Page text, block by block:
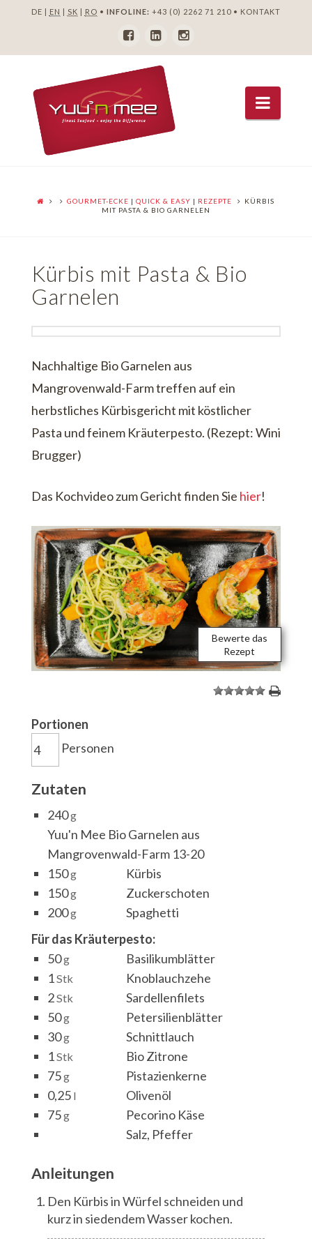
DE | EN | SK | RO • INFOLINE: +43 (0) 2262 71 210• KONTAKT
GOURMET-ECKE |QUICK & EASY | REZEPTE
KÜRBIS
MIT PASTA & BIO GARNELEN
Kürbis mit Pasta & Bio
Garnelen
Nachhaltige Bio Garnelen aus
Mangrovenwald-Farm treffen auf ein
herbstliches Kürbisgericht mit köstlicher
Pasta und feinem Kräuterpesto. (Rezept: Wini
Brugger)
Das Kochvideo zum Gericht finden Sie hier!
1 2 3 4 5
Bewerte das
Rezept
Portionen
Personen
Zutaten
240g
Yuu'n Mee Bio Garnelen aus
Mangrovenwald-Farm 13-20
150g
Kürbis
150g
Zuckerschoten
200g
Spaghetti
Für das Kräuterpesto:
50g
Basilikumblätter
1Stk
Knoblauchzehe
2Stk
Sardellenfilets
50g
Petersilienblätter
30g
Schnittlauch
1Stk
Bio Zitrone
75g
Pistazienkerne
0,25 l
Olivenöl
75g
Pecorino Käse
Salz, Pfeffer
Anleitungen
Den Kürbis in Würfel schneiden und
kurz in siedendem Wasser kochen.